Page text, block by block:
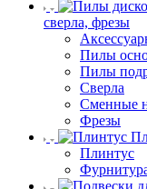
сверла, фрезы
Пилы
Пилы
Сверла
Сменные
Фрезы
Плинтус